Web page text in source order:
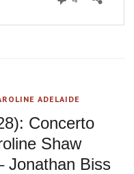
ADELAIDE
Concerto
Shaw
Jonathan Biss